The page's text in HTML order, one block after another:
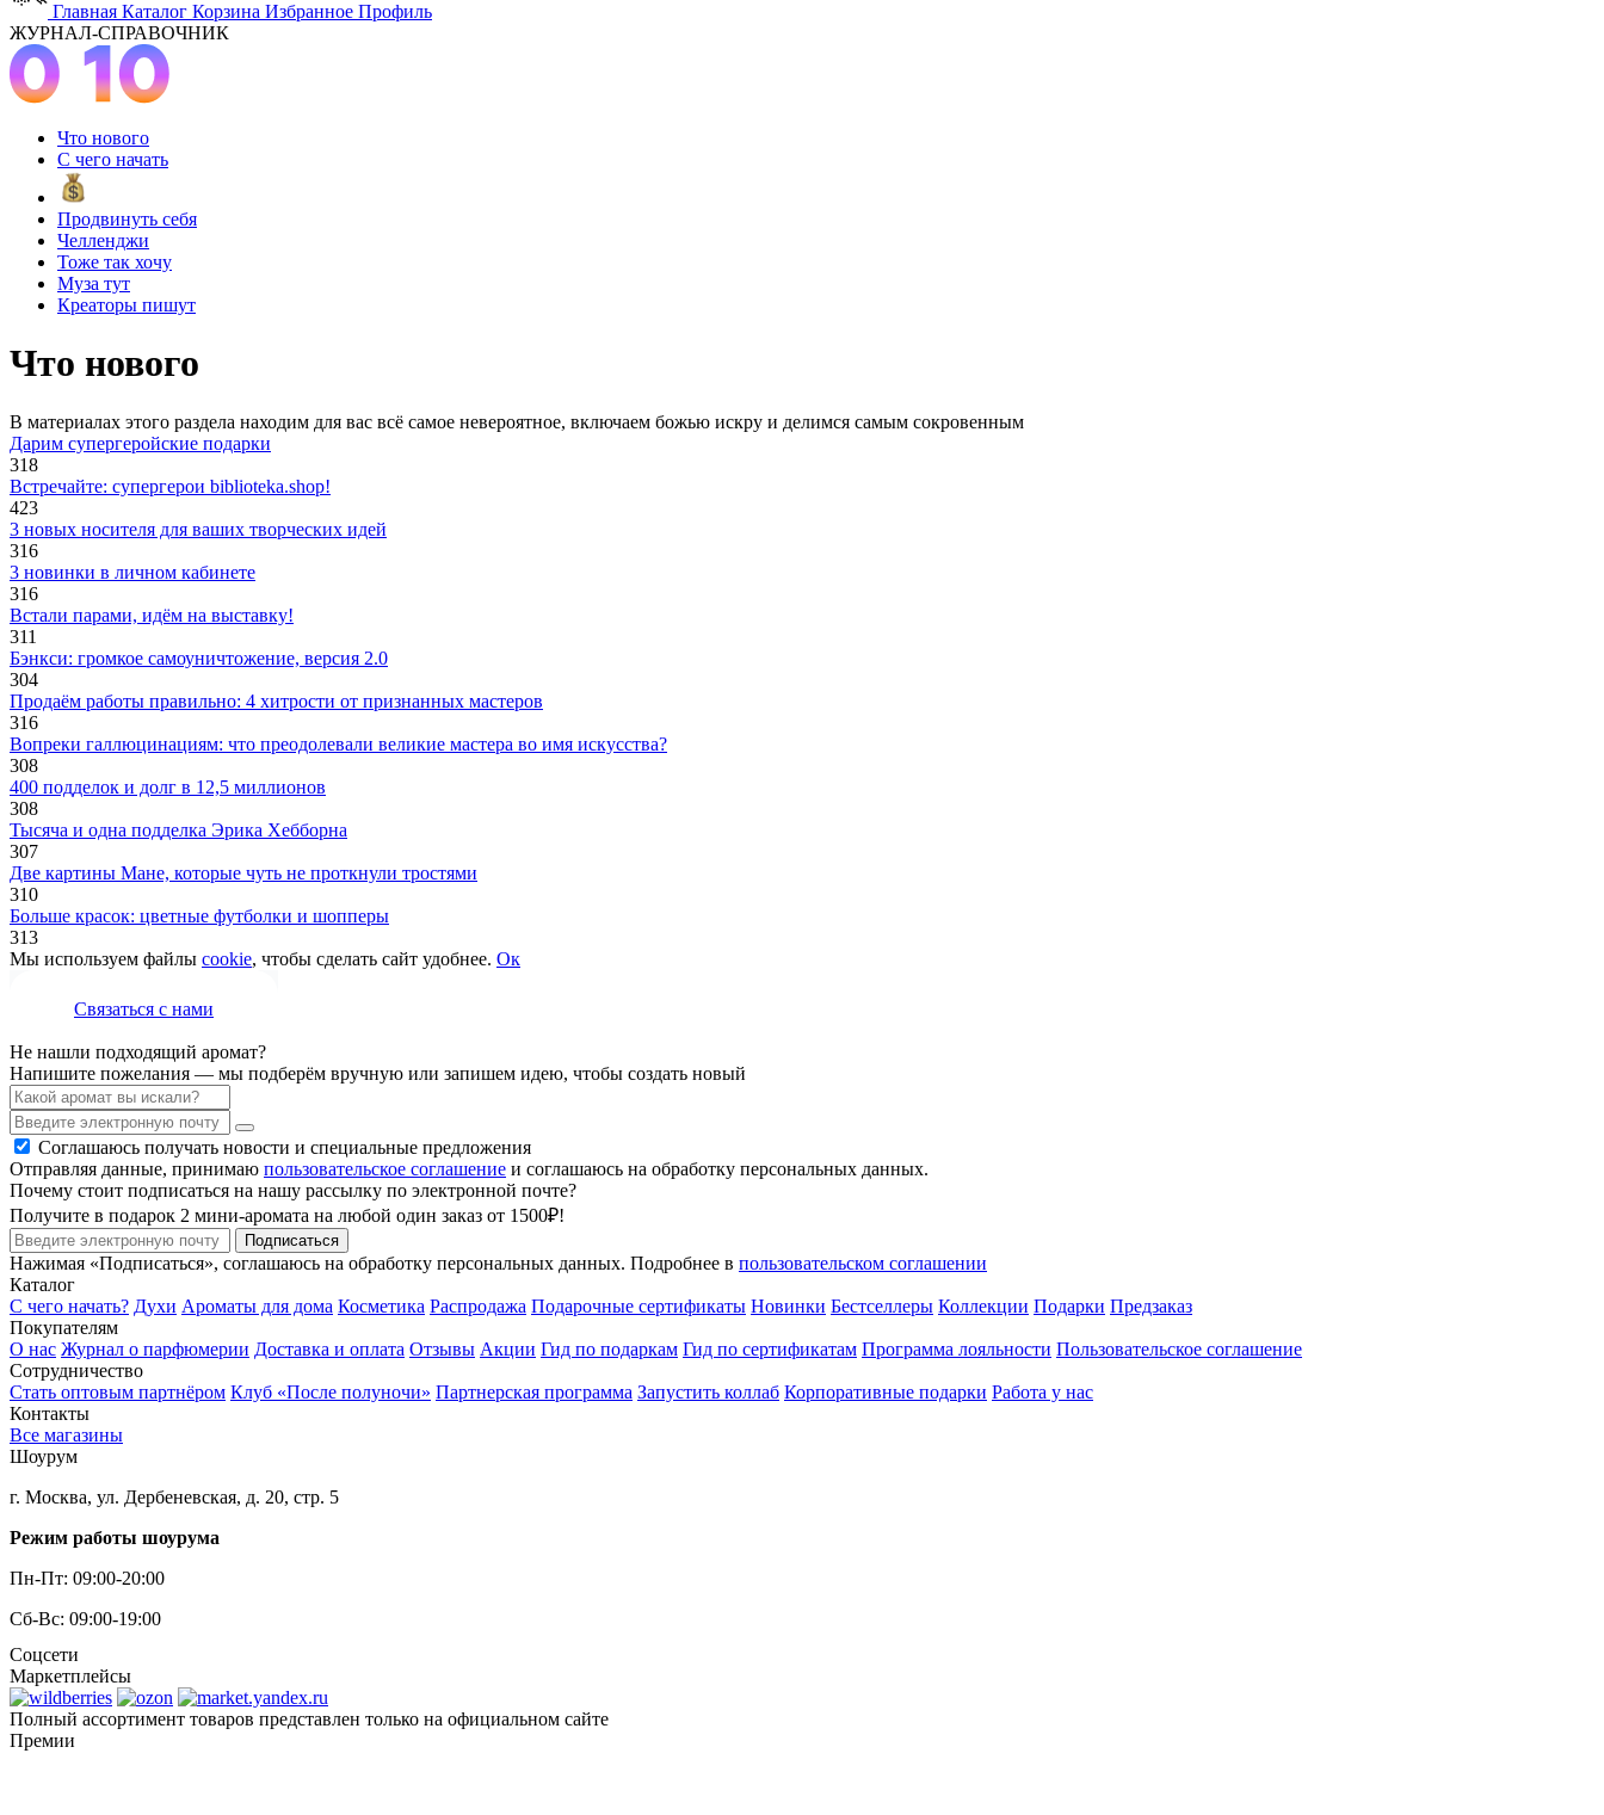
Главная Каталог Корзина Избранное Профиль
ЖУРНАЛ-СПРАВОЧНИК
Что нового
С чего начать
Продвинуть себя
Челленджи
Тоже так хочу
Муза тут
Креаторы пишут
Что нового
В материалах этого раздела находим для вас всё самое невероятное, включаем божью искру и делимся самым сокровенным
Дарим супергеройские подарки
318
Встречайте: супергерои biblioteka.shop!
423
3 новых носителя для ваших творческих идей
316
3 новинки в личном кабинете
316
Встали парами, идём на выставку!
311
Бэнкси: громкое самоуничтожение, версия 2.0
304
Продаём работы правильно: 4 хитрости от признанных мастеров
316
Вопреки галлюцинациям: что преодолевали великие мастера во имя искусства?
308
400 подделок и долг в 12,5 миллионов
308
Тысяча и одна подделка Эрика Хебборна
307
Две картины Мане, которые чуть не проткнули тростями
310
Больше красок: цветные футболки и шопперы
313
Мы используем файлы cookie, чтобы сделать сайт удобнее. Ок
Связаться с нами
Не нашли подходящий аромат?
Напишите пожелания — мы подберём вручную или запишем идею, чтобы создать новый
Соглашаюсь получать новости и специальные предложения
Отправляя данные, принимаю пользовательское соглашение и соглашаюсь на обработку персональных данных.
Почему стоит подписаться на нашу рассылку по электронной почте?
Получите в подарок 2 мини-аромата на любой один заказ от 1500₽!
Подписаться
Нажимая «Подписаться», соглашаюсь на обработку персональных данных. Подробнее в пользовательском соглашении
Каталог
С чего начать? Духи Ароматы для дома Косметика Распродажа Подарочные сертификаты Новинки Бестселлеры Коллекции Подарки Предзаказ
Покупателям
О нас Журнал о парфюмерии Доставка и оплата Отзывы Акции Гид по подаркам Гид по сертификатам Программа лояльности Пользовательское соглашение
Сотрудничество
Стать оптовым партнёром Клуб «После полуночи» Партнерская программа Запустить коллаб Корпоративные подарки Работа у нас
Контакты
Все магазины
Шоурум
г. Москва, ул. Дербеневская, д. 20, стр. 5
Режим работы шоурума
Пн-Пт: 09:00-20:00
Сб-Вс: 09:00-19:00
Соцсети
Маркетплейсы
Полный ассортимент товаров представлен только на официальном сайте
Премии